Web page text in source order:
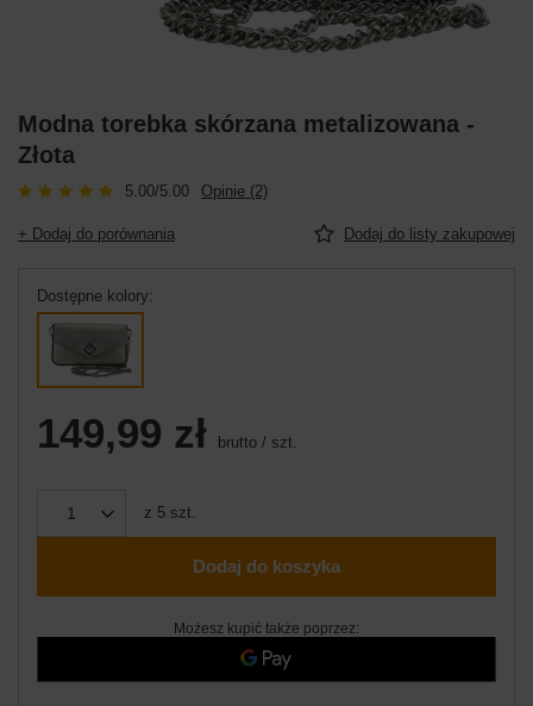
Modna torebka skórzana metalizowana -
Złota
5.00/5.00 Opinie (2)
+ Dodaj do porównania Dodaj do listy zakupowej
Dostępne kolory
149,99 zł brutto / szt.
z 5 szt.
Dodaj do koszyka
Możesz kupić także poprzez: